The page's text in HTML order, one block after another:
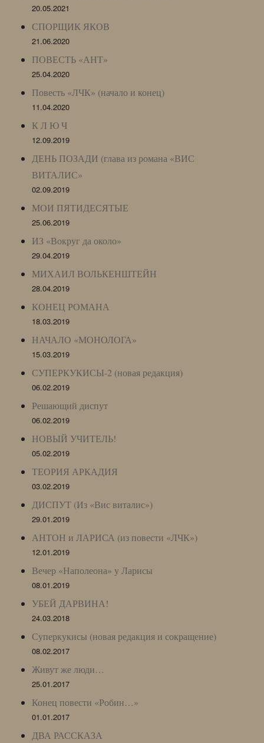
20.05.2021
СПОРЩИК ЯКОВ
21.06.2020
ПОВЕСТЬ «АНТ»
25.04.2020
Повесть «ЛЧК» (начало и конец)
11.04.2020
К Л Ю Ч
12.09.2019
ДЕНЬ ПОЗАДИ (глава из романа «ВИС
ВИТАЛИС»
02.09.2019
МОИ ПЯТИДЕСЯТЫЕ
25.06.2019
ИЗ «Вокруг да около»
29.04.2019
МИХАИЛ ВОЛЬКЕНШТЕЙН
28.04.2019
КОНЕЦ РОМАНА
18.03.2019
НАЧАЛО «МОНОЛОГА»
15.03.2019
СУПЕРКУКИСЫ-2 (новая редакция)
06.02.2019
Решающий диспут
06.02.2019
НОВЫЙ УЧИТЕЛЬ!
05.02.2019
ТЕОРИЯ АРКАДИЯ
03.02.2019
ДИСПУТ (Из «Вис виталис»)
29.01.2019
АНТОН и ЛАРИСА (из повести «ЛЧК»)
12.01.2019
Вечер «Наполеона» у Ларисы
08.01.2019
УБЕЙ ДАРВИНА!
24.03.2018
Суперкукисы (новая редакция и сокращение)
08.02.2017
Живут же люди…
25.01.2017
Конец повести «Робин…»
01.01.2017
ДВА РАССКАЗА